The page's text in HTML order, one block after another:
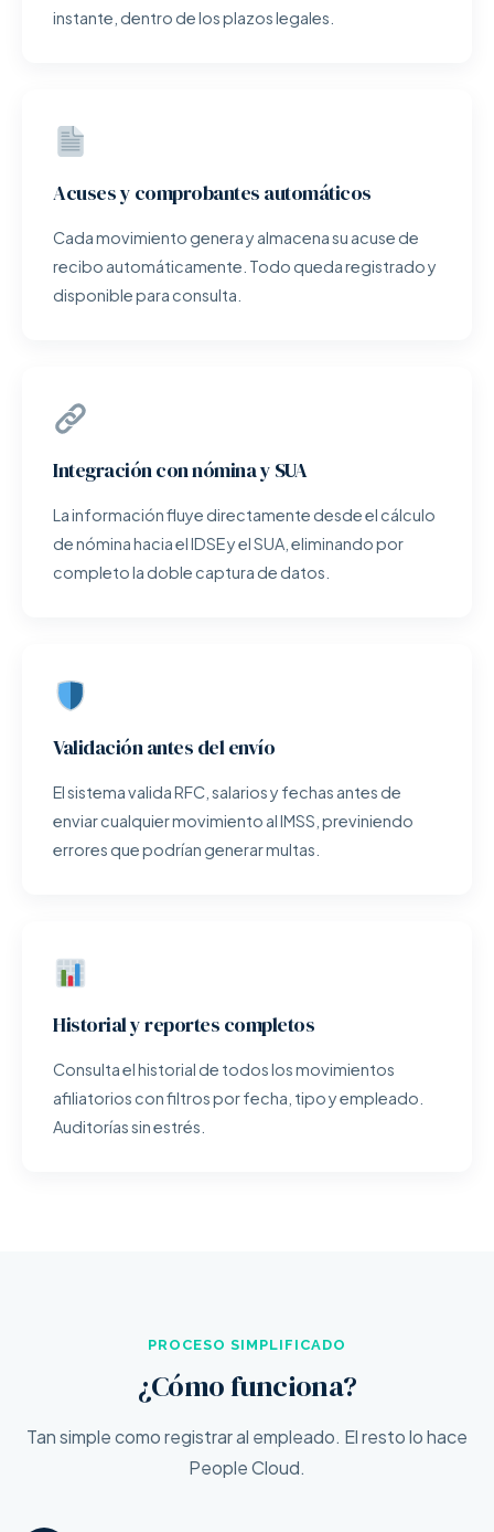
instante, dentro de los plazos legales.
Acuses y comprobantes automáticos
Cada movimiento genera y almacena su acuse de
recibo automáticamente. Todo queda registrado y
disponible para consulta.
Integración con nómina y SUA
La información fluye directamente desde el cálculo
de nómina hacia el IDSE y el SUA, eliminando por
completo la doble captura de datos.
Validación antes del envío
El sistema valida RFC, salarios y fechas antes de
enviar cualquier movimiento al IMSS, previniendo
errores que podrían generar multas.
Historial y reportes completos
Consulta el historial de todos los movimientos
afiliatorios con filtros por fecha, tipo y empleado.
Auditorías sin estrés.
PROCESO SIMPLIFICADO
¿Cómo funciona?
Tan simple como registrar al empleado. El resto lo hace
People Cloud.